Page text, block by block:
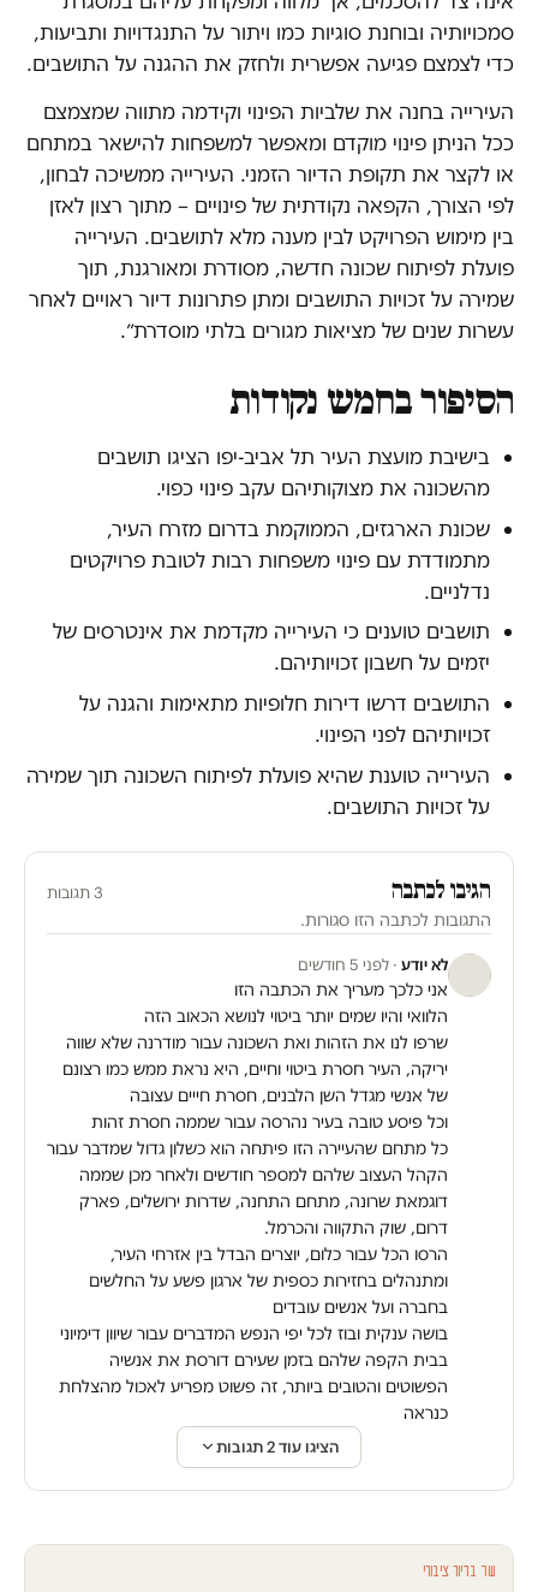
סמכויותיה ובוחנת סוגיות כמו ויתור על התנגדויות ותביעות,
כדי לצמצם פגיעה אפשרית ולחזק את ההגנה על התושבים.
העירייה בחנה את שלביות הפינוי וקידמה מתווה שמצמצם
ככל הניתן פינוי מוקדם ומאפשר למשפחות להישאר במתחם
או לקצר את תקופת הדיור הזמני. העירייה ממשיכה לבחון,
לפי הצורך, הקפאה נקודתית של פינויים – מתוך רצון לאזן
בין מימוש הפרויקט לבין מענה מלא לתושבים. העירייה
פועלת לפיתוח שכונה חדשה, מסודרת ומאורגנת, תוך
שמירה על זכויות התושבים ומתן פתרונות דיור ראויים לאחר
עשרות שנים של מציאות מגורים בלתי מוסדרת״.
הסיפור בחמש נקודות
בישיבת מועצת העיר תל אביב-יפו הציגו תושבים
מהשכונה את מצוקותיהם עקב פינוי כפוי.
שכונת הארגזים, הממוקמת בדרום מזרח העיר,
מתמודדת עם פינוי משפחות רבות לטובת פרויקטים
נדלניים.
תושבים טוענים כי העירייה מקדמת את אינטרסים של
יזמים על חשבון זכויותיהם.
התושבים דרשו דירות חלופיות מתאימות והגנה על
זכויותיהם לפני הפינוי.
העירייה טוענת שהיא פועלת לפיתוח השכונה תוך שמירה
על זכויות התושבים.
הגיבו לכתבה 3 תגובות
התגובות לכתבה הזו סגורות.
לא יודע · לפני 5 חודשים
אני כלכך מעריך את הכתבה הזו
הלוואי והיו שמים יותר ביטוי לנושא הכאוב הזה
שרפו לנו את הזהות ואת השכונה עבור מודרנה שלא שווה
יריקה, העיר חסרת ביטוי וחיים, היא נראת ממש כמו רצונם
של אנשי מגדל השן הלבנים, חסרת חייים עצובה
וכל פיסע טובה בעיר נהרסה עבור שממה חסרת זהות
כל מתחם שהעיירה הזו פיתחה הוא כשלון גדול שמדבר עבור
הקהל העצוב שלהם למספר חודשים ולאחר מכן שממה
דוגמאת שרונה, מתחם התחנה, שדרות ירושלים, פארק
דרום, שוק התקווה והכרמל.
הרסו הכל עבור כלום, יוצרים הבדל בין אזרחי העיר,
ומתנהלים בחזירות כספית של ארגון פשע על החלשים
בחברה ועל אנשים עובדים
בושה ענקית ובוז לכל יפי הנפש המדברים עבור שיוון דימיוני
בבית הקפה שלהם בזמן שעירם דורסת את אנשיה
הפשוטים והטובים ביותר, זה פשוט מפריע לאכול מהצלחת
כנראה
הציגו עוד 2 תגובות
עוד בדיור ציבורי